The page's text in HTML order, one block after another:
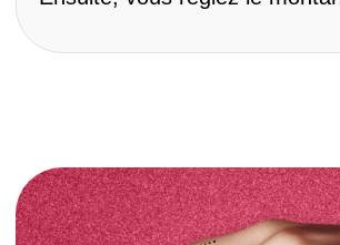
Romapokes.com - tatouages handpoke
Réserver
Galerie de dessins Des Doigts
Carte Cadeau